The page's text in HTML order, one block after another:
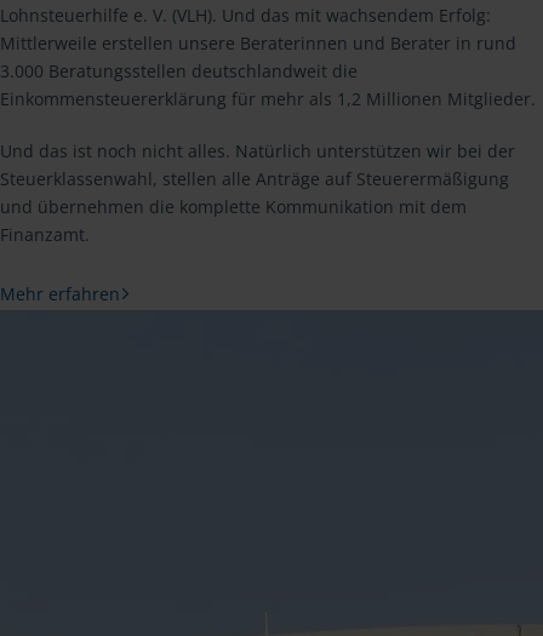
Lohnsteuerhilfe e. V. (VLH). Und das mit wachsendem Erfolg:
Mittlerweile erstellen unsere Beraterinnen und Berater in rund
3.000 Beratungsstellen deutschlandweit die
Einkommensteuererklärung für mehr als 1,2 Millionen Mitglieder.
Und das ist noch nicht alles. Natürlich unterstützen wir bei der
Steuerklassenwahl, stellen alle Anträge auf Steuerermäßigung
und übernehmen die komplette Kommunikation mit dem
Finanzamt.
Mehr erfahren